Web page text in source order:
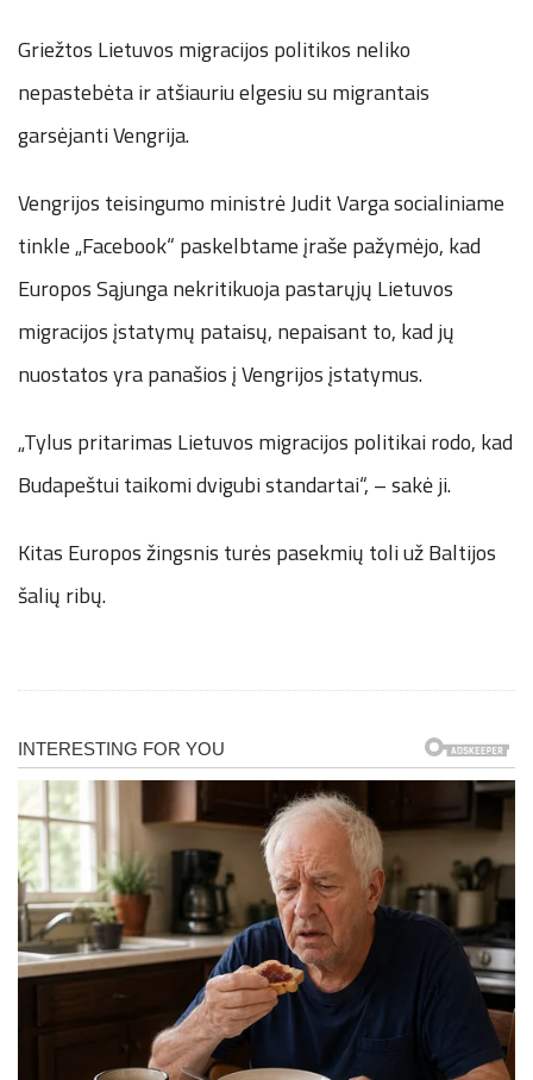
Griežtos Lietuvos migracijos politikos neliko
nepastebėta ir atšiauriu elgesiu su migrantais
garsėjanti Vengrija.
Vengrijos teisingumo ministrė Judit Varga socialiniame
tinkle „Facebook“ paskelbtame įraše pažymėjo, kad
Europos Sąjunga nekritikuoja pastarųjų Lietuvos
migracijos įstatymų pataisų, nepaisant to, kad jų
nuostatos yra panašios į Vengrijos įstatymus.
„Tylus pritarimas Lietuvos migracijos politikai rodo, kad
Budapeštui taikomi dvigubi standartai“, – sakė ji.
Kitas Europos žingsnis turės pasekmių toli už Baltijos
šalių ribų.